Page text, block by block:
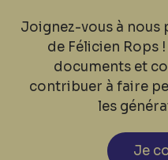
Joignez-vous à
de Félicien Rops
documents et
contribuer à faire
les
Je